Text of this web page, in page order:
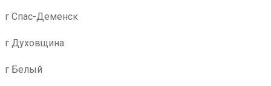
г Спас-Деменск
г Духовщина
г Белый